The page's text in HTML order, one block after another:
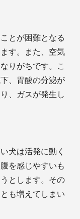
とが困難となる
す。また、空気
りがちです。こ
、胃酸の分泌が
、ガスが発生し
犬は活発に動く
を感じやすいも
とします。その
も増えてしまい